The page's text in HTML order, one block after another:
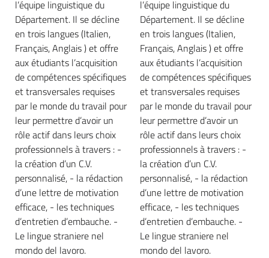
l’équipe linguistique du
Département. Il se décline
en trois langues (Italien,
Français, Anglais ) et offre
aux étudiants l’acquisition
de compétences spécifiques
et transversales requises
par le monde du travail pour
leur permettre d’avoir un
rôle actif dans leurs choix
professionnels à travers : -
la création d’un C.V.
personnalisé, - la rédaction
d’une lettre de motivation
efficace, - les techniques
d’entretien d’embauche. -
Le lingue straniere nel
mondo del lavoro.
l’équipe linguistique du
Département. Il se décline
en trois langues (Italien,
Français, Anglais ) et offre
aux étudiants l’acquisition
de compétences spécifiques
et transversales requises
par le monde du travail pour
leur permettre d’avoir un
rôle actif dans leurs choix
professionnels à travers : -
la création d’un C.V.
personnalisé, - la rédaction
d’une lettre de motivation
efficace, - les techniques
d’entretien d’embauche. -
Le lingue straniere nel
mondo del lavoro.